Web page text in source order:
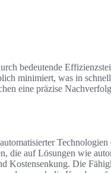
bedeutende
minimiert, was in
eine präzise
Technologien
die auf Lösungen wie
Kostensenkung. Die